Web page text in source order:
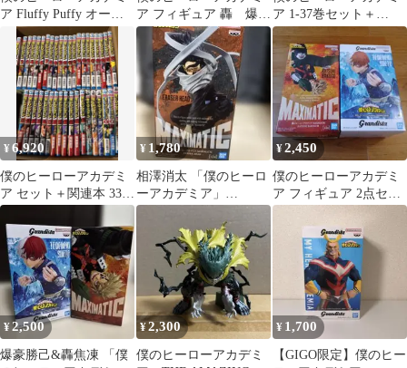
ア Fluffy Puffy オール
マイト
ア フィギュア 轟 爆
豪 セット
ア 1-37巻セット＋
Vol.Next
¥6,920
僕のヒーローアカデミ
ア セット＋関連本 33巻
➕6巻
¥ 1,780
相澤消太 「僕のヒーロ
ーアカデミア」
MAXIMATIC
ERASERHEAD
¥2,450
僕のヒーローアカデミ
ア フィギュア 2点セッ
ト
¥2,500
爆豪勝己&轟焦凍 「僕
¥2,300
僕のヒーローアカデミ
¥ 1,700
【GIGO限定】僕のヒー